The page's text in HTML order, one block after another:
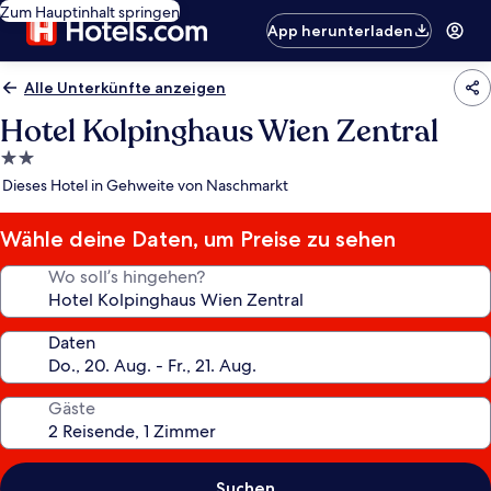
Zum Hauptinhalt springen
App herunterladen
Alle Unterkünfte anzeigen
Hotel Kolpinghaus Wien Zentral
2.0-
Sterne-
Dieses Hotel in Gehweite von Naschmarkt
Wähle deine Daten, um Preise zu sehen
Wo soll’s hingehen?
Daten
Gäste